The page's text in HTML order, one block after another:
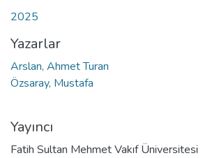
2025
Yazarlar
Arslan, Ahmet Turan
Özsaray, Mustafa
Yayıncı
Fatih Sultan Mehmet Vakıf Üniversitesi